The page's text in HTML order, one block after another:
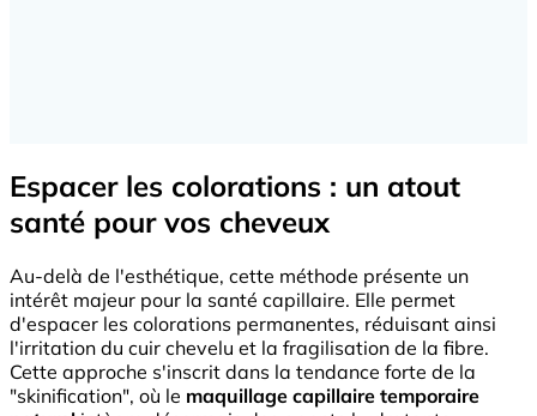
Espacer les colorations : un atout
santé pour vos cheveux
Au-delà de l'esthétique, cette méthode présente un
intérêt majeur pour la santé capillaire. Elle permet
d'espacer les colorations permanentes, réduisant ainsi
l'irritation du cuir chevelu et la fragilisation de la fibre.
Cette approche s'inscrit dans la tendance forte de la
"skinification", où le maquillage capillaire temporaire